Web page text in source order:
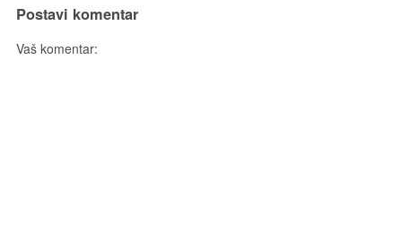
Postavi komentar
Vaš komentar: